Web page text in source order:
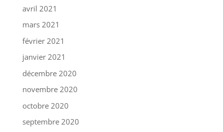
avril 2021
mars 2021
février 2021
janvier 2021
décembre 2020
novembre 2020
octobre 2020
septembre 2020